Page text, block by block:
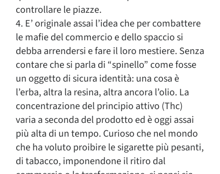
controllare le piazze.
4. E’ originale assai l’idea che per combattere
le mafie del commercio e dello spaccio si
debba arrendersi e fare il loro mestiere. Senza
contare che si parla di “spinello” come fosse
un oggetto di sicura identità: una cosa è
l’erba, altra la resina, altra ancora l’olio. La
concentrazione del principio attivo (Thc)
varia a seconda del prodotto ed è oggi assai
più alta di un tempo. Curioso che nel mondo
che ha voluto proibire le sigarette più pesanti,
di tabacco, imponendone il ritiro dal